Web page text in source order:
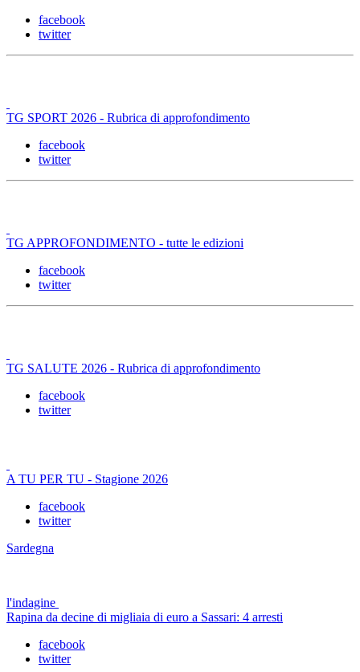
facebook
twitter
TG SPORT 2026 - Rubrica di approfondimento
facebook
twitter
TG APPROFONDIMENTO - tutte le edizioni
facebook
twitter
TG SALUTE 2026 - Rubrica di approfondimento
facebook
twitter
A TU PER TU - Stagione 2026
facebook
twitter
Sardegna
l'indagine
Rapina da decine di migliaia di euro a Sassari: 4 arresti
facebook
twitter